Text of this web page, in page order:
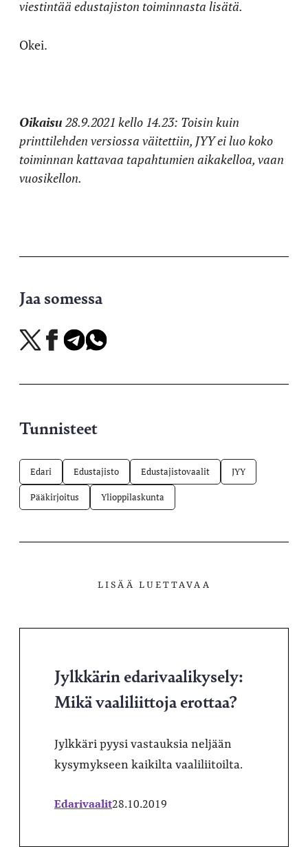
viestintää edustajiston toiminnasta lisätä.
Okei.
Oikaisu 28.9.2021 kello 14.23: Toisin kuin
printtilehden versiossa väitettiin, JYY ei luo koko
toiminnan kattavaa tapahtumien aikakelloa, vaan
vuosikellon.
Jaa somessa
Jaa
X-
Jaa
Facebookissa
Jaa
Telegramissa
Jaa
WhatsAppissa
Tunnisteet
Edari Edustajisto Edustajistovaalit JYY
Pääkirjoitus Ylioppilaskunta
LISÄÄ LUETTAVAA
Jylkkärin edarivaalikysely:
Mikä vaaliliittoja erottaa?
Jylkkäri pyysi vastauksia neljään
kysymykseen kaikilta vaaliliitoilta.
Edarivaalit28.10.2019